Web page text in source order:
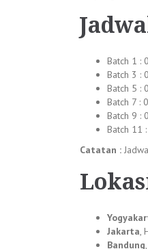
Batch 1 :
Batch 3 :
Batch 5 :
Batch 7 :
Batch 9 :
Batch 11
Catatan :
Lokas
Jakarta,
Bandung